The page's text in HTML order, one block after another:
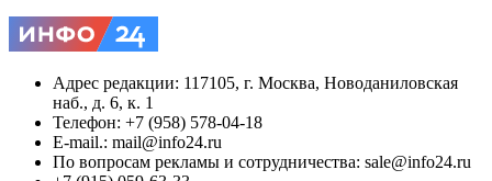
Адрес редакции: 117105, г. Москва, Новоданиловская
наб., д. 6, к. 1
Телефон: +7 (958) 578-04-18
E-mail.: mail@info24.ru
По вопросам рекламы и сотрудничества: sale@info24.ru